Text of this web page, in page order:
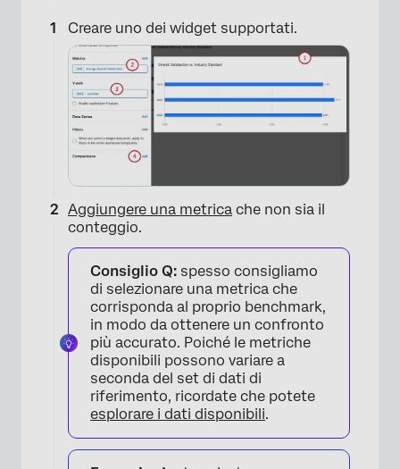
×
Creare uno dei widget supportati.
Aggiungere una metrica che non sia il
conteggio.
Consiglio Q: spesso consigliamo
di selezionare una metrica che
corrisponda al proprio benchmark,
in modo da ottenere un confronto
più accurato. Poiché le metriche
disponibili possono variare a
seconda del set di dati di
riferimento, ricordate che potete
esplorare i dati disponibili.